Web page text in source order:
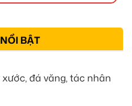
BẬT
đá văng, tác nhân